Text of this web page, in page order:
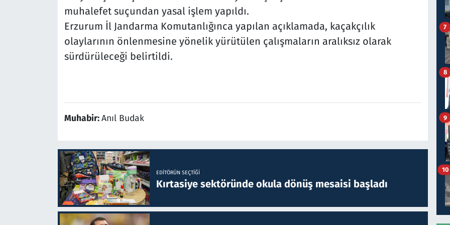
muhalefet suçundan yasal işlem yapıldı.
Erzurum İl Jandarma Komutanlığınca yapılan açıklamada, kaçakçılık
olaylarının önlenmesine yönelik yürütülen çalışmaların aralıksız olarak
sürdürüleceği belirtildi.
Muhabir:Anıl Budak
EDITÖRÜN SEÇTIĞI
Kırtasiye sektöründe okula dönüş mesaisi başladı
7
8
9
10